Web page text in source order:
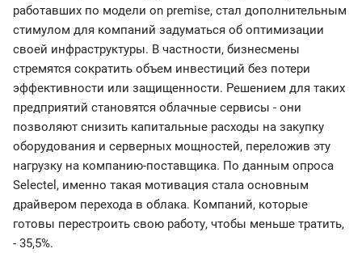
работавших по модели on premise, стал дополнительным
стимулом для компаний задуматься об оптимизации
своей инфраструктуры. В частности, бизнесмены
стремятся сократить объем инвестиций без потери
эффективности или защищенности. Решением для таких
предприятий становятся облачные сервисы - они
позволяют снизить капитальные расходы на закупку
оборудования и серверных мощностей, переложив эту
нагрузку на компанию-поставщика. По данным опроса
Selectel, именно такая мотивация стала основным
драйвером перехода в облака. Компаний, которые
готовы перестроить свою работу, чтобы меньше тратить,
- 35,5%.